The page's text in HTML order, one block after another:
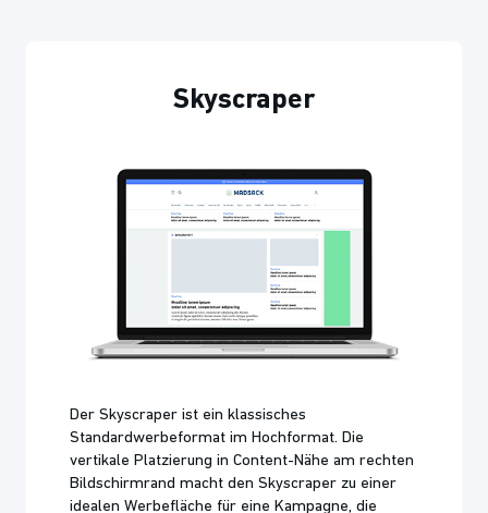
Skyscraper
Der Skyscraper ist ein klassisches
Standardwerbeformat im Hochformat. Die
vertikale Platzierung in Content-Nähe am rechten
Bildschirmrand macht den Skyscraper zu einer
idealen Werbefläche für eine Kampagne, die